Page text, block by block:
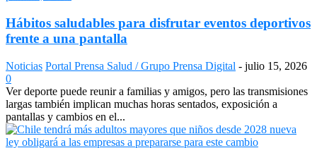
Hábitos saludables para disfrutar eventos deportivos
frente a una pantalla
Noticias Portal Prensa Salud / Grupo Prensa Digital - julio 15, 2026
0
Ver deporte puede reunir a familias y amigos, pero las transmisiones
largas también implican muchas horas sentados, exposición a
pantallas y cambios en el...